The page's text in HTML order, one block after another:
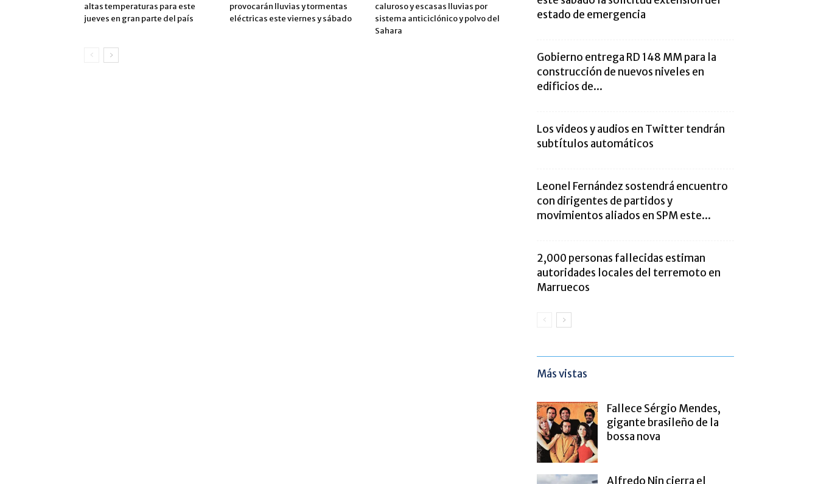
altas temperaturas para este
jueves en gran parte del país
provocarán lluvias y tormentas
eléctricas este viernes y sábado
caluroso y escasas lluvias por
sistema anticiclónico y polvo del
Sahara
estado de emergencia
Gobierno entrega RD 148 MM para la
construcción de nuevos niveles en
edificios de...
Los videos y audios en Twitter tendrán
subtítulos automáticos
Leonel Fernández sostendrá encuentro
con dirigentes de partidos y
movimientos aliados en SPM este...
2,000 personas fallecidas estiman
autoridades locales del terremoto en
Marruecos
Más vistas
Fallece Sérgio Mendes,
gigante brasileño de la
bossa nova
Alfredo Nin cierra el